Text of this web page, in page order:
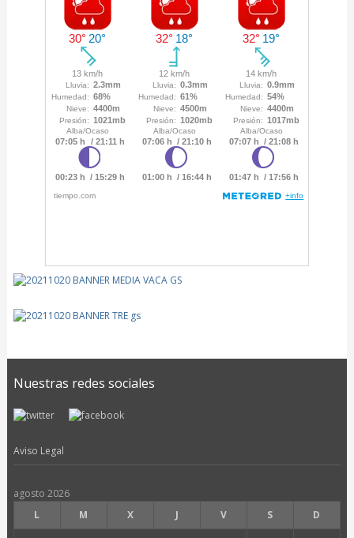
Nuestras redes sociales
Aviso Legal
agosto 2026
L
M X J V S D